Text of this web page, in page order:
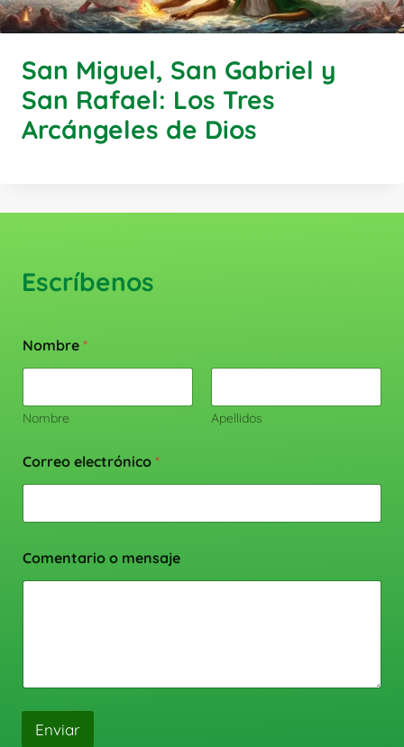
San Miguel, San Gabriel y
San Rafael: Los Tres
Arcángeles de Dios
Escríbenos
Nombre *
Nombre Apellidos
Correo electrónico *
Comentario o mensaje
Enviar